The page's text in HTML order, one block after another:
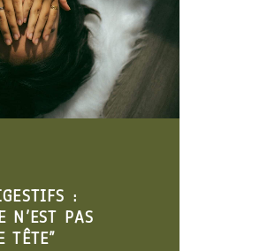
COMMENT PROFITER DES FÊTES
SANS EXPLOSER TA GLYCÉMIE
(NI TON VENTRE)